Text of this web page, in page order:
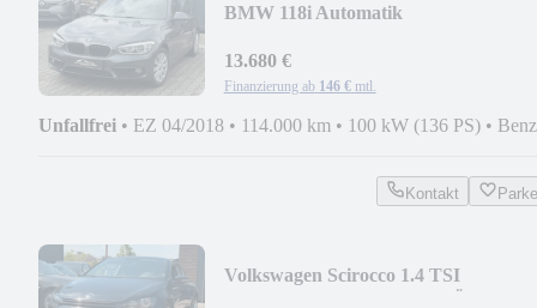
BMW 118i Automatik
NEU+SHZ+TMPMT+
13.680 €
Finanzierung ab 146 € mtl.
Unfallfrei • EZ 04/2018 • 114.000 km • 100 kW (136 PS) •
Kontakt
Volkswagen Scirocco 1.4 TSI